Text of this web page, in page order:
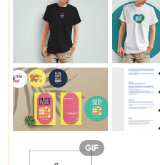
GIF